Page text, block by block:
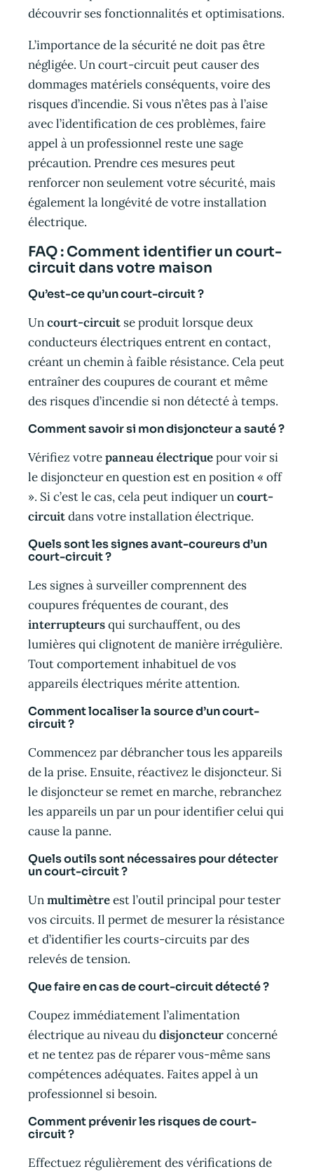
découvrir ses fonctionnalités et optimisations.
L’importance de la sécurité ne doit pas être
négligée. Un court-circuit peut causer des
dommages matériels conséquents, voire des
risques d’incendie. Si vous n’êtes pas à l’aise
avec l’identification de ces problèmes, faire
appel à un professionnel reste une sage
précaution. Prendre ces mesures peut
renforcer non seulement votre sécurité, mais
également la longévité de votre installation
électrique.
FAQ : Comment identifier un court-
circuit dans votre maison
Qu’est-ce qu’un court-circuit ?
Uncourt-circuit se produit lorsque deux
conducteurs électriques entrent en contact,
créant un chemin à faible résistance. Cela peut
entraîner des coupures de courant et même
des risques d’incendie si non détecté à temps.
Comment savoir si mon disjoncteur a sauté ?
Vérifiez votrepanneau électriquepour voir si
le disjoncteur en question est en position « off
». Si c’est le cas, cela peut indiquer uncourt-
circuitdans votre installation électrique.
Quels sont les signes avant-coureurs d’un
court-circuit ?
Les signes à surveiller comprennent des
coupures fréquentes de courant, des
interrupteursqui surchauffent, ou des
lumières qui clignotent de manière irrégulière.
Tout comportement inhabituel de vos
appareils électriques mérite attention.
Comment localiser la source d’un court-
circuit ?
Commencez par débrancher tous les appareils
de la prise. Ensuite, réactivez le disjoncteur. Si
le disjoncteur se remet en marche, rebranchez
les appareils un par un pour identifier celui qui
cause la panne.
Quels outils sont nécessaires pour détecter
un court-circuit ?
Unmultimètreest l’outil principal pour tester
vos circuits. Il permet de mesurer la résistance
et d’identifier les courts-circuits par des
relevés de tension.
Que faire en cas de court-circuit détecté ?
Coupez immédiatement l’alimentation
électrique au niveau dudisjoncteurconcerné
et ne tentez pas de réparer vous-même sans
compétences adéquates. Faites appel à un
professionnel si besoin.
Comment prévenir les risques de court-
circuit ?
Effectuez régulièrement des vérifications de